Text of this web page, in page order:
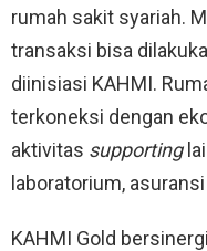
rumah sakit syariah.
transaksi bisa
diinisiasi KAHMI.
terkoneksi dengan
aktivitas supporting
laboratorium,
KAHMI Gold